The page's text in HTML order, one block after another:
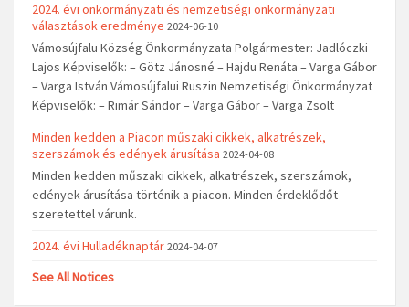
2024. évi önkormányzati és nemzetiségi önkormányzati
választások eredménye 2024-06-10
Vámosújfalu Község Önkormányzata Polgármester: Jadlóczki
Lajos Képviselők: – Götz Jánosné – Hajdu Renáta – Varga Gábor
– Varga István Vámosújfalui Ruszin Nemzetiségi Önkormányzat
Képviselők: – Rimár Sándor – Varga Gábor – Varga Zsolt
Minden kedden a Piacon műszaki cikkek, alkatrészek,
szerszámok és edények árusítása 2024-04-08
Minden kedden műszaki cikkek, alkatrészek, szerszámok,
edények árusítása történik a piacon. Minden érdeklődőt
szeretettel várunk.
2024. évi Hulladéknaptár 2024-04-07
See All Notices